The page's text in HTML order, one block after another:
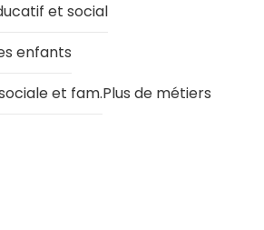
et social
enfants
et fam.Plus de métiers